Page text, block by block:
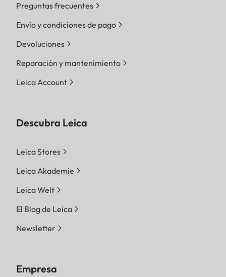
Preguntas frecuentes
Envío y condiciones de pago
Devoluciones
Reparación y mantenimiento
Leica Account
Descubra Leica
Leica Stores
Leica Akademie
Leica Welt
El Blog de Leica
Newsletter
Empresa